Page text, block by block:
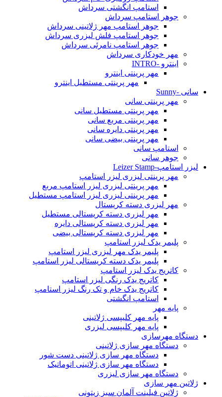
استامپ انگشتی سرداش
جوهر استامپ سرداش
جوهر استامپ مهر ژلاتینی سرداش
جوهر استامپ فلش لیزری سرداش
جوهر استامپ نامرئی سرداش
مهر خودکاری سرداش
اینترو -INTRO
مهر پرینتی اینترو
مهر پرینتی مستطیل اینترو
سانی -Sunny
مهر پرینتی سانی
مهر پرینتی مستطیل سانی
مهر پرینتی مربع سانی
مهر پرینتی دایره سانی
مهر پرینتی بیضی سانی
استامپ سانی
جوهر سانی
لیزر استامپ-Leizer Stamp
مهر پرینتی لیزری لیزر استامپ
مهر پرینتی لیزری لیزر استامپ مربع
مهر پرینتی لیزری لیزر استامپ مستطیل
مهر لیزری دسته کریستال
مهر لیزری دسته کریستالی مستطیل
مهر لیزری دسته کریستالی دایره
مهر لیزری دسته کریستالی بیضی
پلیمر یدک لیزر استامپ
پلیمر یدک مهر لیزری لیزر استامپ
پلیمر یدک دسته کریستالی لیزر استامپ
کاتریج یدک لیزر استامپ
کاتریج یدک رنگی لیزر استامپ
کاتریج یدک خام و تک رنگ لیزر استامپ
استامپ انگشتی
پایه مهر
پایه مهر کلیپسی ژلاتینی
پایه مهر کلیپسی لیزری
دستگاه مهرسازی
دستگاه مهر سازی ژلاتینی
دستگاه مهر سازی ژلاتینی دست شور
دستگاه مهر سازی ژلاتینی اتوماتیک
دستگاه مهر سازی لیزری
ژلاتین مهر سازی
ژلاتین فیلینت آلمان سبز زیتونی